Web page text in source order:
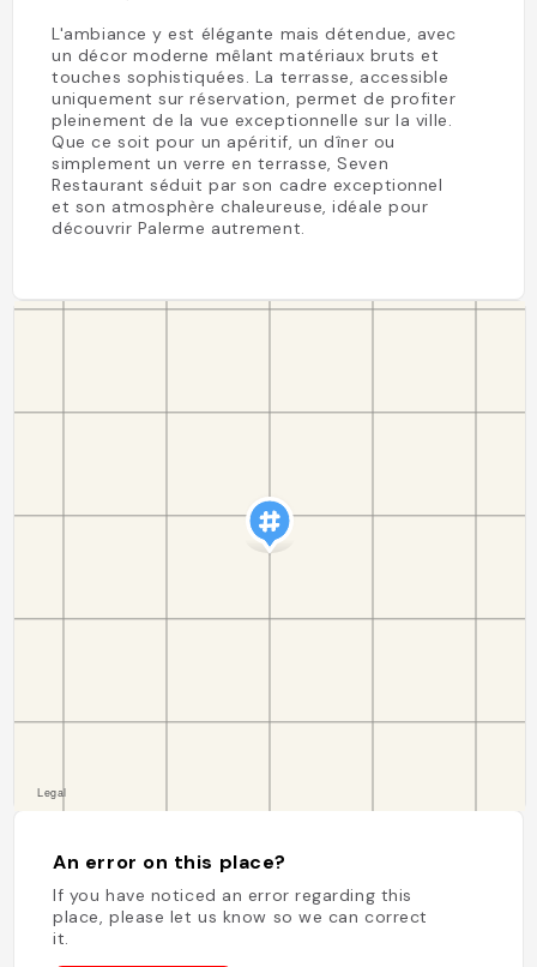
L'ambiance y est élégante mais détendue, avec
un décor moderne mêlant matériaux bruts et
touches sophistiquées. La terrasse, accessible
uniquement sur réservation, permet de profiter
pleinement de la vue exceptionnelle sur la ville.
Que ce soit pour un apéritif, un dîner ou
simplement un verre en terrasse, Seven
Restaurant séduit par son cadre exceptionnel
et son atmosphère chaleureuse, idéale pour
découvrir Palerme autrement.
An error on this place?
If you have noticed an error regarding this
place, please let us know so we can correct
it.